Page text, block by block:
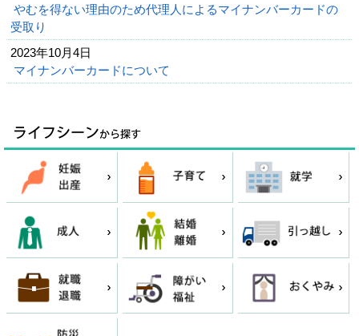
やむを得ない理由のため代理人によるマイナンバーカードの
受取り
2023年10月4日
マイナンバーカードについて